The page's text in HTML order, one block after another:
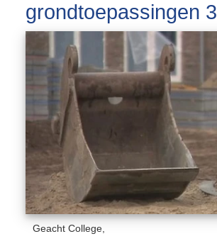
grondtoepassingen 3
Geacht College,